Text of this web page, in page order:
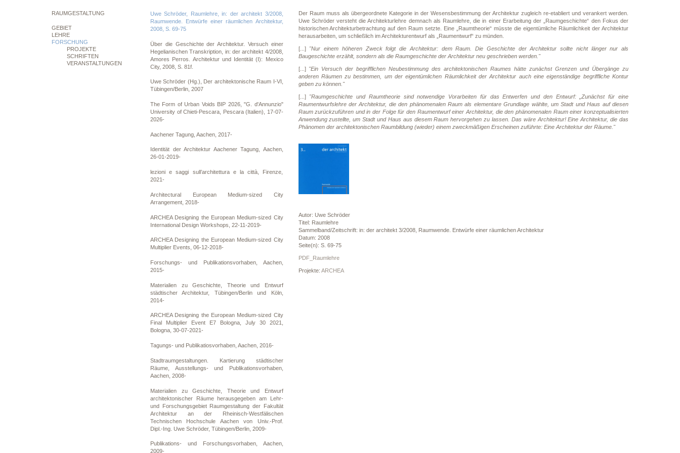
RAUMGESTALTUNG
GEBIET
LEHRE
FORSCHUNG
PROJEKTE
SCHRIFTEN
VERANSTALTUNGEN
Uwe Schröder, Raumlehre, in: der architekt 3/2008,
Raumwende. Entwürfe einer räumlichen Architektur,
2008, S. 69-75
Über die Geschichte der Architektur. Versuch einer
Hegelianischen Transkription, in: der architekt 4/2008,
Amores Perros. Architektur und Identität (I): Mexico
City, 2008, S. 81f.
Uwe Schröder (Hg.), Der architektonische Raum I-VI,
Tübingen/Berlin, 2007
The Form of Urban Voids BIP 2026, "G. d'Annunzio"
University of Chieti-Pescara, Pescara (Italien), 17-07-
2026-
Aachener Tagung, Aachen, 2017-
Identität der Architektur Aachener Tagung, Aachen,
26-01-2019-
lezioni e saggi sull’architettura e la città, Firenze,
2021-
Architectural European Medium-sized City
Arrangement, 2018-
ARCHEA Designing the European Medium-sized City
International Design Workshops, 22-11-2019-
ARCHEA Designing the European Medium-sized City
Multiplier Events, 06-12-2018-
Forschungs- und Publikationsvorhaben, Aachen,
2015-
Materialien zu Geschichte, Theorie und Entwurf
städtischer Architektur, Tübingen/Berlin und Köln,
2014-
ARCHEA Designing the European Medium-sized City
Final Multiplier Event E7 Bologna, July 30 2021,
Bologna, 30-07-2021-
Tagungs- und Publikatiosvorhaben, Aachen, 2016-
Stadtraumgestaltungen. Kartierung städtischer
Räume, Ausstellungs- und Publikationsvorhaben,
Aachen, 2008-
Materialien zu Geschichte, Theorie und Entwurf
architektonischer Räume herausgegeben am Lehr-
und Forschungsgebiet Raumgestaltung der Fakultät
Architektur an der Rheinisch-Westfälischen
Technischen Hochschule Aachen von Univ.-Prof.
Dipl.-Ing. Uwe Schröder, Tübingen/Berlin, 2009-
Publikations- und Forschungsvorhaben, Aachen,
2009-
Der Raum muss als übergeordnete Kategorie in der Wesensbestimmung der Architektur zugleich re-etabliert und verankert werden.
Uwe Schröder versteht die Architekturlehre demnach als Raumlehre, die in einer Erarbeitung der „Raumgeschichte“ den Fokus der
historischen Architekturbetrachtung auf den Raum setzte. Eine „Raumtheorie“ müsste die eigentümliche Räumlichkeit der Architektur
herausarbeiten, um schließlich im Architekturentwurf als „Raumentwurf“ zu münden.
[...]"Nur einem höheren Zweck folgt die Architektur: dem Raum. Die Geschichte der Architektur sollte nicht länger nur als
Baugeschichte erzählt, sondern als die Raumgeschichte der Architektur neu geschrieben werden."
[...]"Ein Versuch der begrifflichen Neubestimmung des architektonischen Raumes hätte zunächst Grenzen und Übergänge zu
anderen Räumen zu bestimmen, um der eigentümlichen Räumlichkeit der Architektur auch eine eigenständige begriffliche Kontur
geben zu können."
[...] "Raumgeschichte und Raumtheorie sind notwendige Vorarbeiten für das Entwerfen und den Entwurf: „Zunächst für eine
Raumentwurfslehre der Architektur, die den phänomenalen Raum als elementare Grundlage wählte, um Stadt und Haus auf diesen
Raum zurückzuführen und in der Folge für den Raumentwurf einer Architektur, die den phänomenalen Raum einer konzeptualisierten
Anwendung zustellte, um Stadt und Haus aus diesem Raum hervorgehen zu lassen. Das wäre Architektur! Eine Architektur, die das
Phänomen der architektonischen Raumbildung (wieder) einem zweckmäßigen Erscheinen zuführte: Eine Architektur der Räume."
Autor: Uwe Schröder
Titel: Raumlehre
Sammelband/Zeitschrift: in: der architekt 3/2008, Raumwende. Entwürfe einer räumlichen Architektur
Datum: 2008
Seite(n): S. 69-75
PDF_Raumlehre
Projekte: ARCHEA